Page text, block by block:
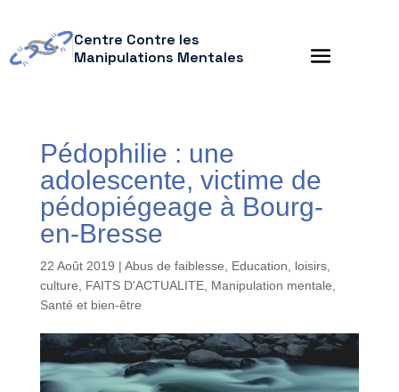
Centre Contre les
Manipulations Mentales
Pédophilie : une
adolescente, victime de
pédopiégeage à Bourg-
en-Bresse
22 Août 2019 | Abus de faiblesse
Education, loisirs,
culture
FAITS D'ACTUALITE, Manipulation mentale
Santé et bien-être